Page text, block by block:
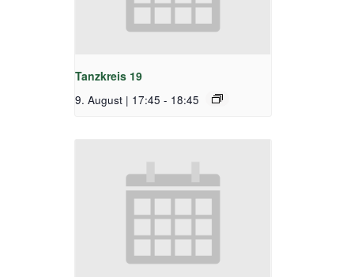
Tanzkreis 19
9. August | 17:45 - 18:45